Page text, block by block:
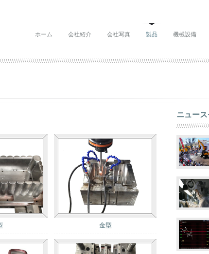
ホーム 会社紹介 会社写真 製品 機械設備
金型
ニュー